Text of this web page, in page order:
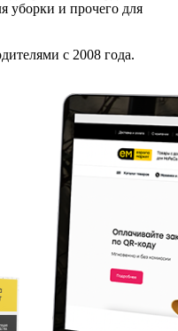
уборки и прочего для
с 2008 года.